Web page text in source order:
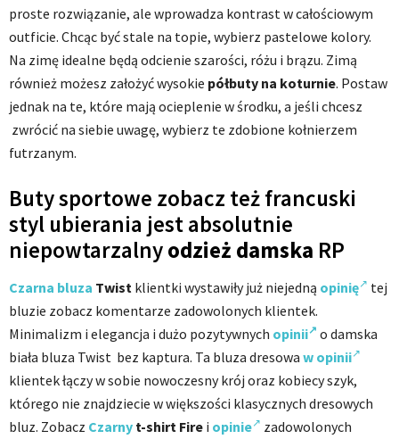
proste rozwiązanie, ale wprowadza kontrast w całościowym
outficie. Chcąc być stale na topie, wybierz pastelowe kolory.
Na zimę idealne będą odcienie szarości, różu i brązu. Zimą
również możesz założyć wysokie półbuty na koturnie. Postaw
jednak na te, które mają ocieplenie w środku, a jeśli chcesz
zwrócić na siebie uwagę, wybierz te zdobione kołnierzem
futrzanym.
Buty sportowe zobacz też francuski
styl ubierania jest absolutnie
niepowtarzalnyodzież damska RP
Czarna bluza Twist klientki wystawiły już niejedną opinię
tej
bluzie zobacz komentarze zadowolonych klientek.
Minimalizm i elegancja i dużo pozytywnych opinii o damska
biała bluza Twist bez kaptura. Ta bluza dresowa w opinii
klientek łączy w sobie nowoczesny krój oraz kobiecy szyk,
którego nie znajdziecie w większości klasycznych dresowych
bluz. Zobacz Czarny t-shirt Fire i opinie
zadowolonych